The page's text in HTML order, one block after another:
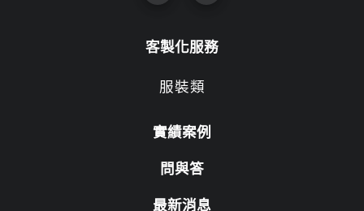
客製化服務
服裝類
實績案例
問與答
最新消息